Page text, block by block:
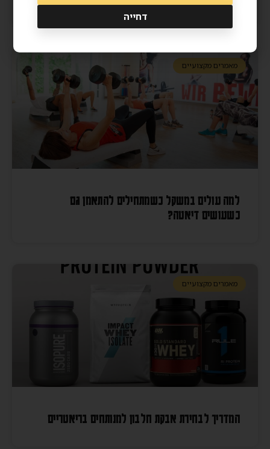
מאמרים מקצועיים
למה עולים במשקל כשמתחילים להתאמן גם
כשעושים דיאטה?
מאמרים מקצועיים
המדריך לבחירת אבקת חלבון למנותחים בריאטריים
דחייה